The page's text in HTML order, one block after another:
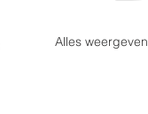
Alles weergeven